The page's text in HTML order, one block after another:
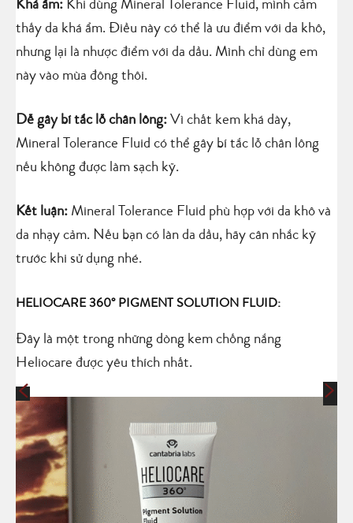
Khá ẩm: Khi dùng Mineral Tolerance Fluid, mình cảm
thấy da khá ẩm. Điều này có thể là ưu điểm với da khô,
nhưng lại là nhược điểm với da dầu. Mình chỉ dùng em
này vào mùa đông thôi.
Dễ gây bí tắc lỗ chân lông: Vì chất kem khá dày,
Mineral Tolerance Fluid có thể gây bí tắc lỗ chân lông
nếu không được làm sạch kỹ.
Kết luận: Mineral Tolerance Fluid phù hợp với da khô và
da nhạy cảm. Nếu bạn có làn da dầu, hãy cân nhắc kỹ
trước khi sử dụng nhé.
HELIOCARE 360° PIGMENT SOLUTION FLUID:
Đây là một trong những dòng kem chống nắng
Heliocare được yêu thích nhất.